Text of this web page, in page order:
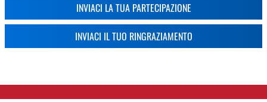
INVIACI LA TUA PARTECIPAZIONE
INVIACI IL TUO RINGRAZIAMENTO